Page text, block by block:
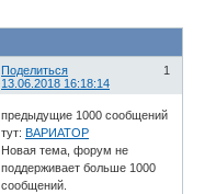
Поделиться
1
13.06.2018 16:18:14
предыдущие 1000 сообщений
тут:ВАРИАТОР
Новая тема, форум не
поддерживает больше 1000
сообщений.